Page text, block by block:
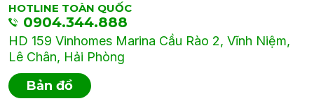
HOTLINE TOÀN QUỐC
0904.344.888
HD 159 Vinhomes Marina Cầu Rào 2, Vĩnh Niệm,
Lê Chân, Hải Phòng
Bản đồ